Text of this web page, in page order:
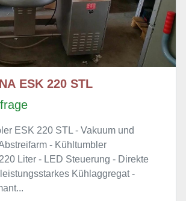
ESK 220 STL
ESK 220 STL - Vakuum und
- Kühltumbler
Liter - LED Steuerung - Direkte
Kühlaggregat -